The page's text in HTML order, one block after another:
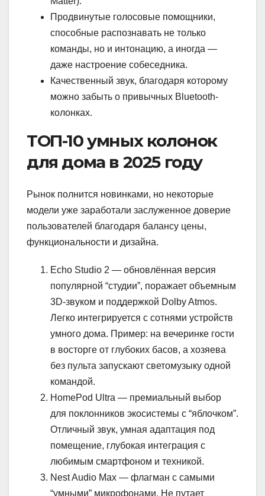
Продвинутые голосовые помощники,
способные распознавать не только
команды, но и интонацию, а иногда —
даже настроение собеседника.
Качественный звук, благодаря которому
можно забыть о привычных Bluetooth-
колонках.
ТОП-10 умных колонок
для дома в 2025 году
Рынок полнится новинками, но некоторые
модели уже заработали заслуженное доверие
пользователей благодаря балансу цены,
функциональности и дизайна.
Echo Studio 2 — обновлённая версия
популярной “студии”, поражает объемным
3D-звуком и поддержкой Dolby Atmos.
Легко интегрируется с сотнями устройств
умного дома. Пример: на вечеринке гости
в восторге от глубоких басов, а хозяева
без пульта запускают светомузыку одной
командой.
HomePod Ultra — премиальный выбор
для поклонников экосистемы с “яблочком”.
Отличный звук, умная адаптация под
помещение, глубокая интеграция с
любимым смартфоном и техникой.
Nest Audio Max — флагман с самыми
“умными” микрофонами. Не путает